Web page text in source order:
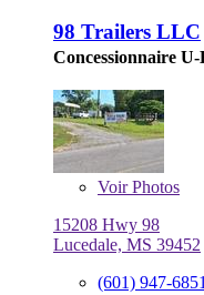
98 Trailers LLC
Concessionnaire
VoirPhotos
15208 Hwy 98
Lucedale, MS 39452
(601) 947-6851